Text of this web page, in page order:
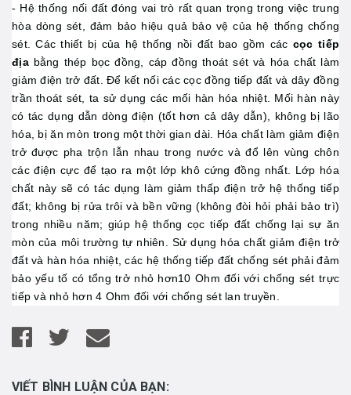
- Hệ thống nối đất đóng vai trò rất quan trọng trong việc trung
hòa dòng sét, đảm bảo hiệu quả bảo vệ của hệ thống chống
sét. Các thiết bị của hệ thống nồi đất bao gồm các cọc tiếp
địabằng thép bọc đồng, cáp đồng thoát sét và hóa chất làm
giảm điện trở đất. Để kết nối các cọc đồng tiếp đất và dây đồng
trần thoát sét, ta sử dụng các mối hàn hóa nhiệt. Mối hàn này
có tác dụng dẫn dòng điện (tốt hơn cả dây dẫn), không bị lão
hóa, bị ăn mòn trong một thời gian dài. Hóa chất làm giảm điện
trở được pha trộn lẫn nhau trong nước và đổ lên vùng chôn
các điện cực để tạo ra một lớp khô cứng đồng nhất. Lớp hóa
chất này sẽ có tác dụng làm giảm thấp điện trở hệ thống tiếp
đất; không bị rửa trôi và bền vững (không đòi hỏi phải bảo trì)
trong nhiều năm; giúp hệ thống cọc tiếp đất chống lại sự ăn
mòn của môi trường tự nhiên. Sử dụng hóa chất giảm điện trở
đất và hàn hóa nhiệt, các hệ thống tiếp đất chống sét phải đảm
bảo yếu tố có tổng trở nhỏ hơn10 Ohm đối với chống sét trực
tiếp và nhỏ hơn 4 Ohm đối với chống sét lan truyền.
VIẾT BÌNH LUẬN CỦA BẠN: